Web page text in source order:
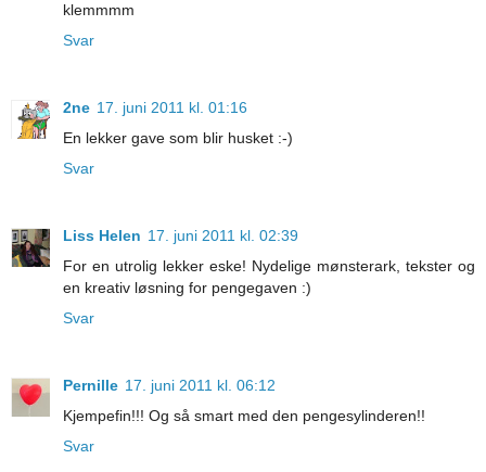
klemmmm
Svar
2ne 17. juni 2011 kl. 01:16
En lekker gave som blir husket :-)
Svar
Liss Helen 17. juni 2011 kl. 02:39
For en utrolig lekker eske! Nydelige mønsterark, tekster og
en kreativ løsning for pengegaven :)
Svar
Pernille 17. juni 2011 kl. 06:12
Kjempefin!!! Og så smart med den pengesylinderen!!
Svar